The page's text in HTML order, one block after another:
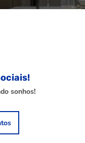
sonhos!